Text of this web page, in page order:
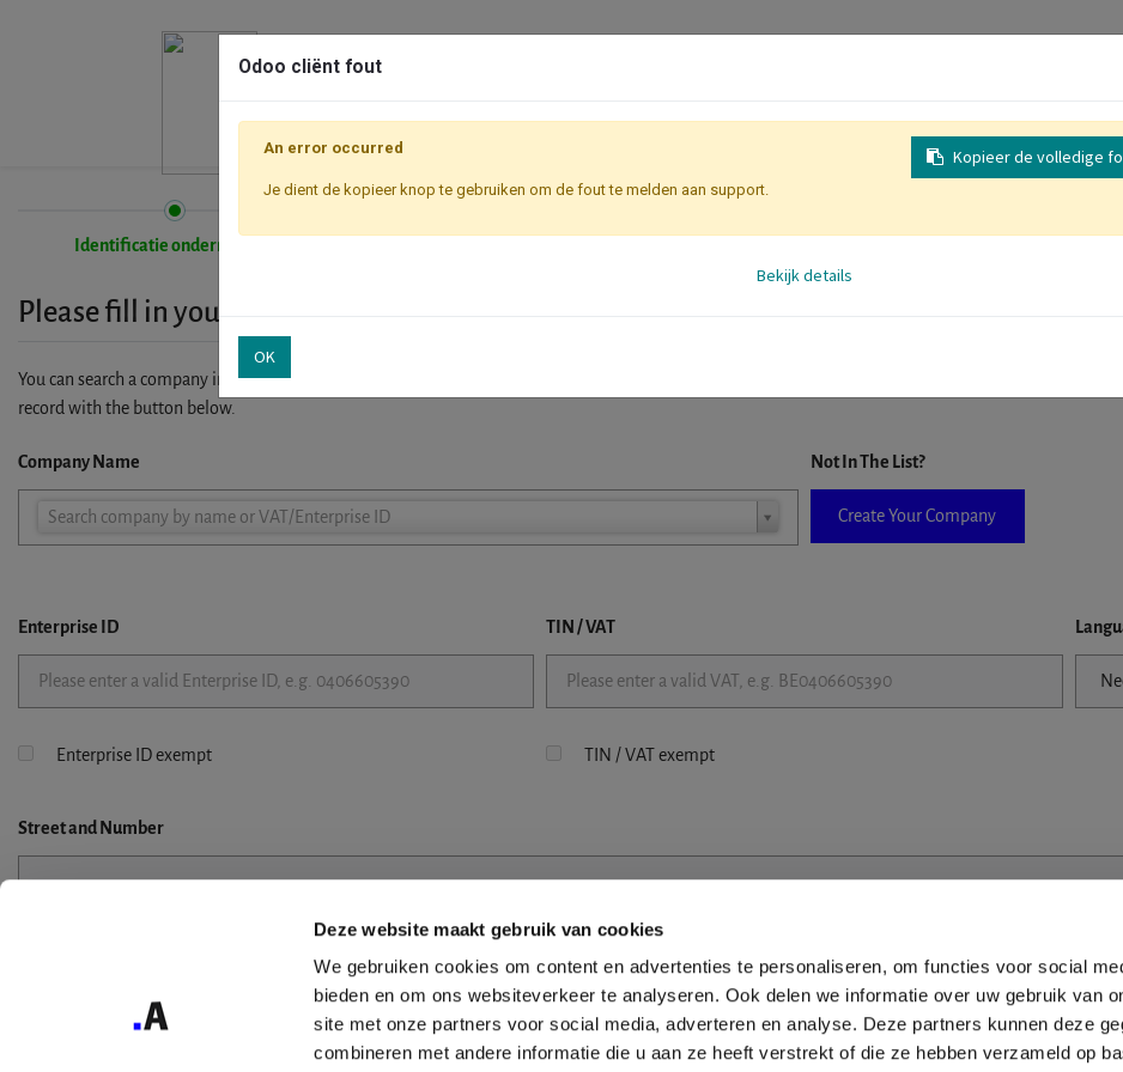
Deze website maakt gebruik van cookies
We gebruiken cookies om content en advertenties te personaliseren, om functies voor social
bieden en om ons websiteverkeer te analyseren. Ook delen we informatie over uw gebruik van
site met onze partners voor social media, adverteren en analyse. Deze partners kunnen deze
combineren met andere informatie die u aan ze heeft verstrekt of die ze hebben verzameld op
Identificatie onderneming
Please fill in your company details
You can search a company in our database by name, VAT or enterprise ID. When a company is selected it will auto-complete the form. If you don't find
record with the button below.
Company Name
Search company by name or VAT/Enterprise ID
Company
Not In The List?
Create Your Company
Enterprise ID TIN / VAT
Enterprise ID exempt TIN / VAT exempt
Streetand Number
Odoo cliënt fout
Kopieer de volledige
An error occurred
Je dient de kopieer knop te gebruiken om de fout te melden aan support.
Bekijk details
OK